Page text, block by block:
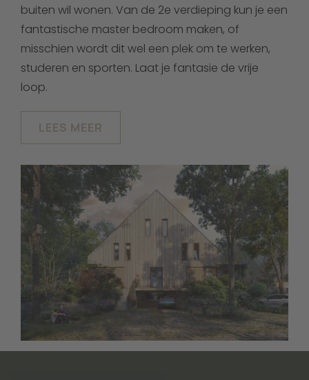
buiten wil wonen. Van de 2e verdieping kun je een
fantastische master bedroom maken, of
misschien wordt dit wel een plek om te werken,
studeren en sporten. Laat je fantasie de vrije
loop.
LEES MEER